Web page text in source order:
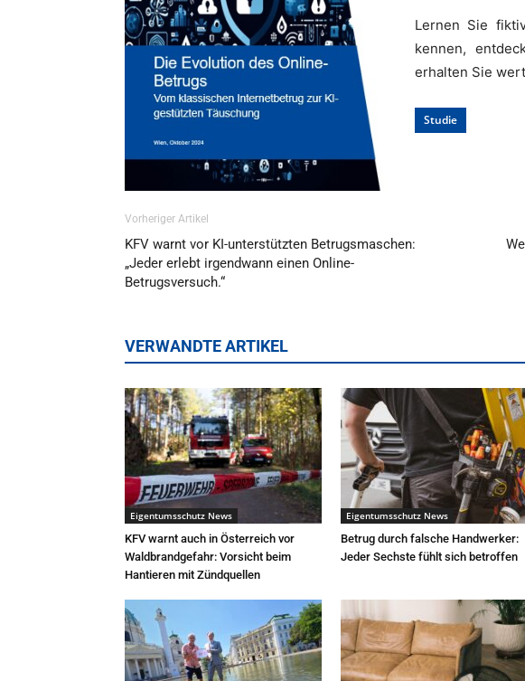
Lernen Sie
kennen,
erhalten Sie
Studie
Vorheriger Artikel
KFV warnt vor KI-unterstützten Betrugsmaschen:
„Jeder erlebt irgendwann einen Online-
Betrugsversuch.“
VERWANDTE ARTIKEL
Eigentumsschutz News
KFV warnt auch in Österreich vor
Waldbrandgefahr: Vorsicht beim
Hantieren mit Zündquellen
Eigentumsschutz News
Betrug durch falsche Handwerker:
Jeder Sechste fühlt sich betroffen